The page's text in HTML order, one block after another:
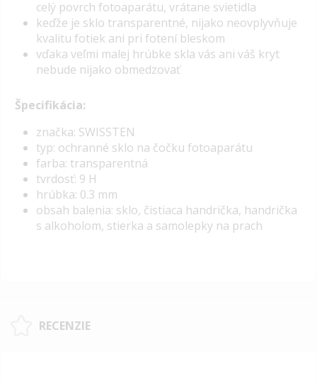
celý povrch fotoaparátu, vrátane svietidla
keďže je sklo transparentné, nijako neovplyvňuje
kvalitu fotiek ani pri fotení bleskom
vďaka veľmi malej hrúbke skla vás ani váš kryt
nebude nijako obmedzovať
Špecifikácia:
značka: SWISSTEN
typ: ochranné sklo na čočku fotoaparátu
farba: transparentná
tvrdosť: 9 H
hrúbka: 0.3 mm
obsah balenia: sklo, čistiaca handrička, handrička
s alkoholom, stierka a samolepky na prach
RECENZIE